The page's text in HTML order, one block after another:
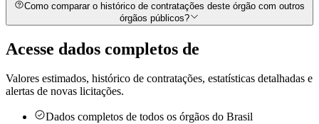
Como comparar o histórico de contratações deste órgão com outros
órgãos públicos?
Acesse dados completos de
Valores estimados, histórico de contratações, estatísticas detalhadas e
alertas de novas licitações.
Dados completos de todos os órgãos do Brasil